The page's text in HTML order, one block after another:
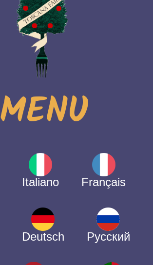
MENU
Italiano Français
Deutsch Русский